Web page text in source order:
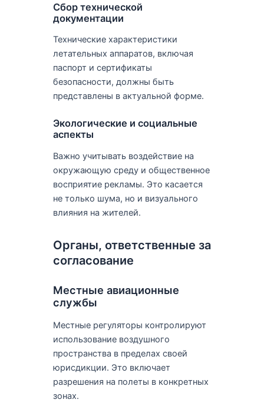
Сбор технической
документации
Технические характеристики
летательных аппаратов, включая
паспорт и сертификаты
безопасности, должны быть
представлены в актуальной форме.
Экологические и социальные
аспекты
Важно учитывать воздействие на
окружающую среду и общественное
восприятие рекламы. Это касается
не только шума, но и визуального
влияния на жителей.
Органы, ответственные за
согласование
Местные авиационные
службы
Местные регуляторы контролируют
использование воздушного
пространства в пределах своей
юрисдикции. Это включает
разрешения на полеты в конкретных
зонах.